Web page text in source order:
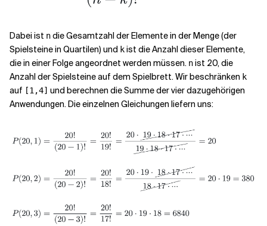
Dabei ist ndie Gesamtzahl der Elemente in der Menge (der
Spielsteine in Quartilen) und kist die Anzahl dieser Elemente,
die in einer Folge angeordnet werden müssen. nist 20, die
Anzahl der Spielsteine auf dem Spielbrett. Wir beschränken k
auf [1,4] und berechnen die Summe der vier dazugehörigen
Anwendungen. Die einzelnen Gleichungen liefern uns: